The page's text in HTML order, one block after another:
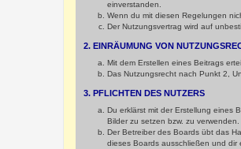
einverstanden.
Wenn du mit diesen Regelungen
Der Nutzungsvertrag wird auf
2. EINRÄUMUNG VON
Mit dem Erstellen eines Beitrags
Das Nutzungsrecht nach Punkt 2,
3. PFLICHTEN DES NUTZERS
Du erklärst mit der Erstellung eines
Bilder zu setzen bzw. zu verwenden.
Der Betreiber des Boards übt das
dieses Boards ausschließen und dir